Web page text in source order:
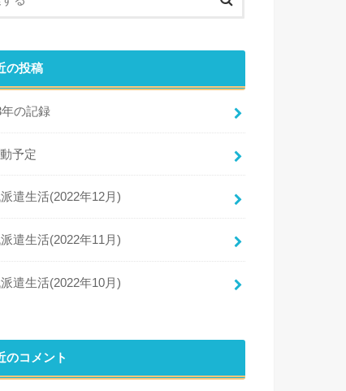
の投稿
年の記録
予定
遣生活(2022年12月)
遣生活(2022年11月)
遣生活(2022年10月)
のコメント